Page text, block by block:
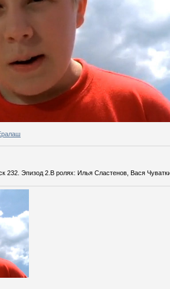
232. Эпизод 2.В ролях: Илья Сластенов, Вася